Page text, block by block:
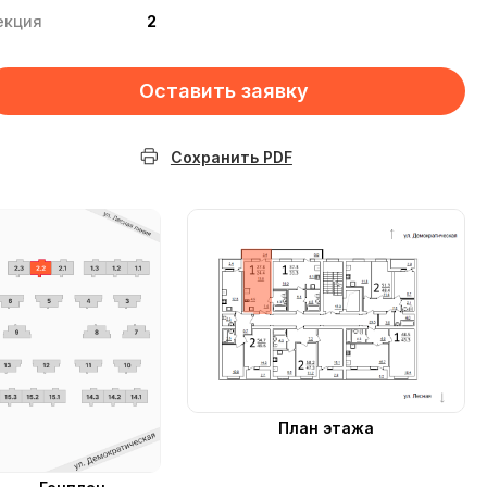
2
Оставить заявку
Сохранить PDF
План этажа